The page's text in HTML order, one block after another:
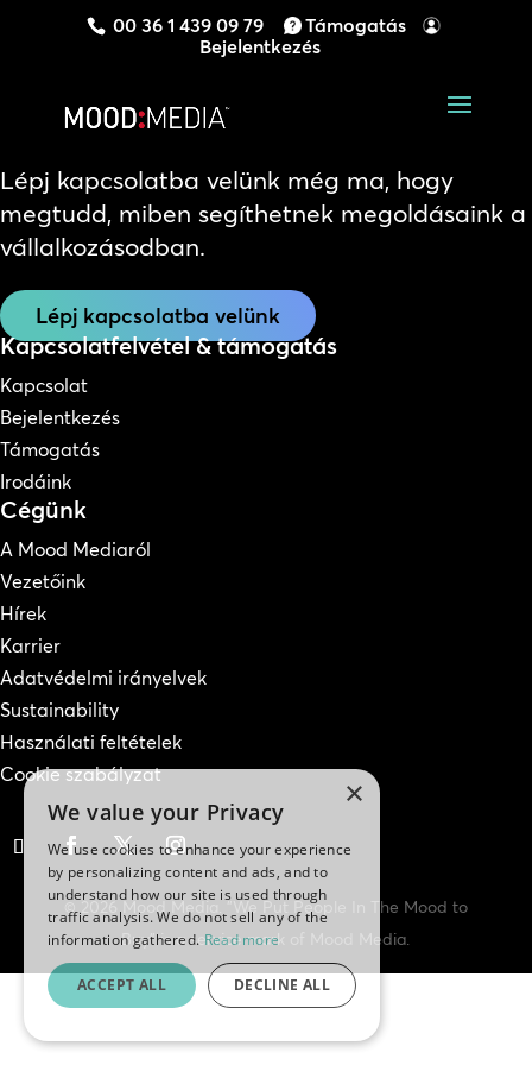
00 36 1 439 09 79
Támogatás
Bejelentkezés
Lépj kapcsolatba velünk még ma, hogy
megtudd, miben segíthetnek megoldásaink a
vállalkozásodban.
Lépj kapcsolatba velünk
Kapcsolatfelvétel & támogatás
Kapcsolat
Bejelentkezés
Támogatás
Irodáink
Cégünk
A Mood Mediaról
Vezetőink
Hírek
Karrier
Adatvédelmi irányelvek
Sustainability
Használati feltételek
Cookie szabályzat
© 2026 Mood Media. "We Put People In The Mood to
Buy" is a service mark of Mood Media.
×
We value your Privacy
We use cookies to enhance your experience
by personalizing content and ads, and to
understand how our site is used through
traffic analysis. We do not sell any of the
information gathered. Read more
ACCEPT ALL DECLINE ALL